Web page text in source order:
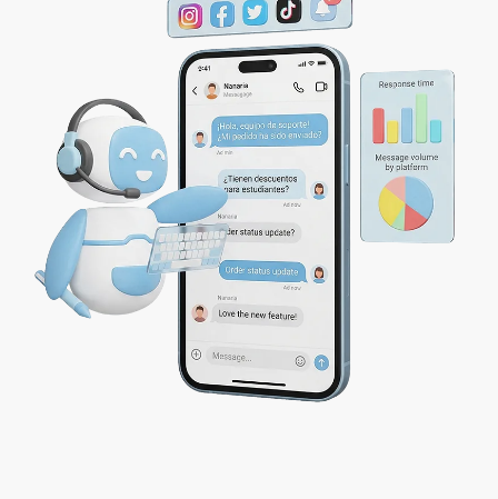
CREATIVIDAD HUMANA + POTENCIA DE